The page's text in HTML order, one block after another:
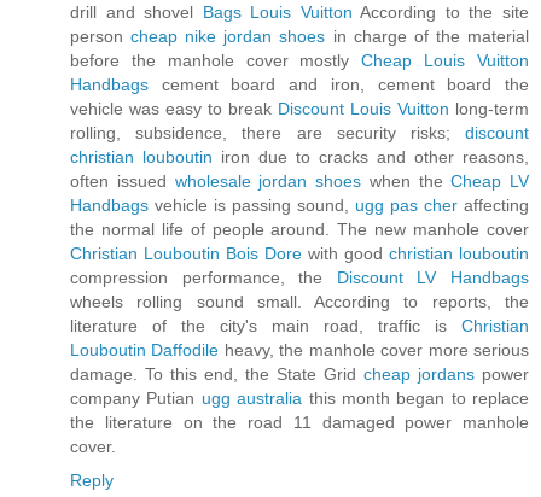
drill and shovel Bags Louis Vuitton According to the site
personcheap nike jordan shoes in charge of the material
before the manhole cover mostlyCheap Louis Vuitton
Handbags cement board and iron, cement board the
vehicle was easy to break Discount Louis Vuitton long-term
rolling, subsidence, there are security risks; discount
christian louboutin iron due to cracks and other reasons,
often issued wholesale jordan shoes when theCheap LV
Handbags vehicle is passing sound, ugg pas cher affecting
the normal life of people around. The new manhole cover
Christian Louboutin Bois Dore with good christian louboutin
compression performance, the Discount LV Handbags
wheels rolling sound small. According to reports, the
literature of the city's main road, traffic is Christian
Louboutin Daffodile heavy, the manhole cover more serious
damage. To this end, the State Grid cheap jordans power
company Putian ugg australia this month began to replace
the literature on the road 11 damaged power manhole
cover.
Reply